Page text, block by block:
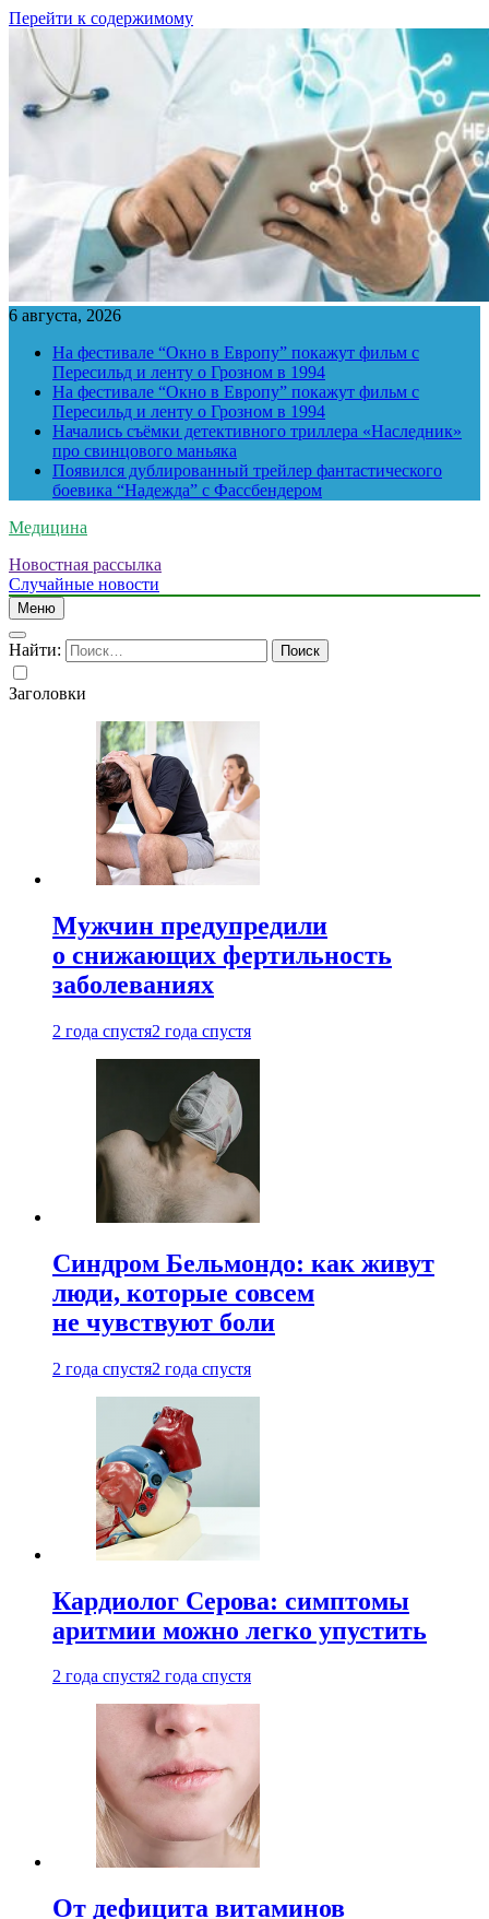
Перейти к содержимому
6 августа, 2026
На фестивале “Окно в Европу” покажут фильм с
Пересильд и ленту о Грозном в 1994
На фестивале “Окно в Европу” покажут фильм с
Пересильд и ленту о Грозном в 1994
Начались съёмки детективного триллера «Наследник»
про свинцового маньяка
Появился дублированный трейлер фантастического
боевика “Надежда” с Фассбендером
Медицина
Новостная рассылка
Случайные новости
Меню
Найти:
Заголовки
Мужчин предупредили
о снижающих фертильность
заболеваниях
2 года спустя2 года спустя
Синдром Бельмондо: как живут
люди, которые совсем
не чувствуют боли
2 года спустя2 года спустя
Кардиолог Серова: симптомы
аритмии можно легко упустить
2 года спустя2 года спустя
От дефицита витаминов